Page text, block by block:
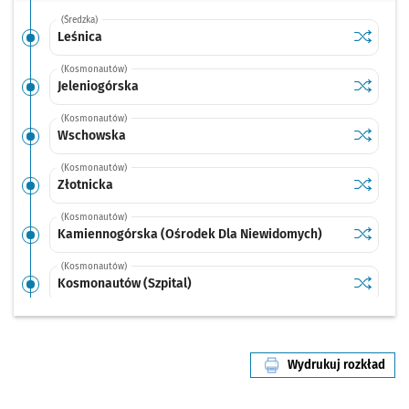
(Średzka)
Leśnica Sprawdź
Leśnica
(Kosmonautów)
Jeleniogórska Sprawdź
(Kosmonautów)
Wschowska Sprawdź
(Kosmonautów)
Złotnicka Sprawdź
Złotnicka
(Kosmonautów)
Kamiennogórska (Ośrodek Dla Niewidomych) Sprawdź
(Kosmonautów)
Kosmonautów (Szpital) Sprawdź
(Kosmonautów)
Sprawdź
Grabowa
Wydrukuj rozkład
linii nr 3